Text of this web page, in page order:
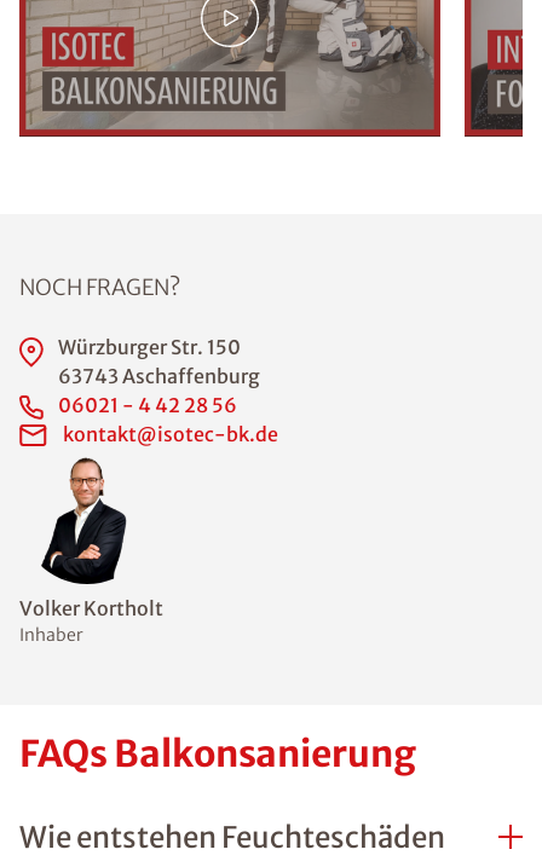
Volker Kortholt
Inhaber
NOCH FRAGEN?
Würzburger Str. 150
63743 Aschaffenburg
06021 - 4 42 28 56
kontakt@isotec-bk.de
FAQs Balkonsanierung
Wie entstehen Feuchteschäden